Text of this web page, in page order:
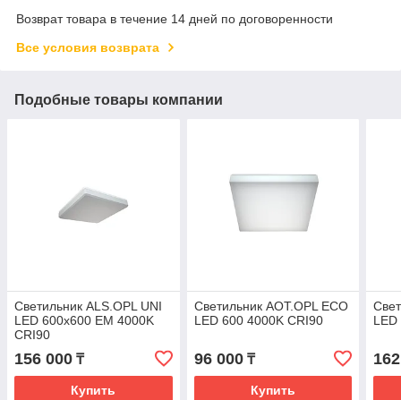
Возврат товара в течение 14 дней по договоренности
Все условия возврата
Подобные товары компании
Светильник ALS.OPL UNI
LED 600x600 EM 4000K
CRI90
156 000 ₸
Купить
Светильник AOT.OPL ECO
LED 600 4000K CRI90
96 000₸
Купить